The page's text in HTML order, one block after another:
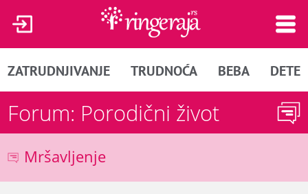
ZATRUDNJIVANJE TRUDNOĆA BEBA DETE
Forum: Porodični život
Mršavljenje